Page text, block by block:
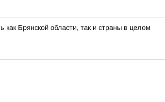
Брянской области, так и страны в целом